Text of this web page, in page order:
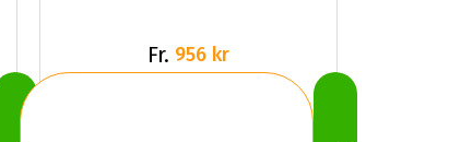
Fr. 956 kr